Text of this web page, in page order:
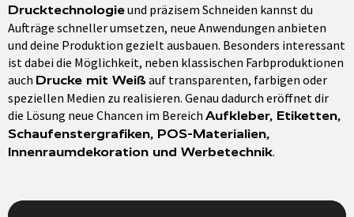
Drucktechnologieund präzisem Schneiden kannst du
Aufträge schneller umsetzen, neue Anwendungen anbieten
und deine Produktion gezielt ausbauen. Besonders interessant
ist dabei die Möglichkeit, neben klassischen Farbproduktionen
auch Drucke mit Weißauf transparenten, farbigen oder
speziellen Medien zu realisieren. Genau dadurch eröffnet dir
die Lösung neue Chancen im Bereich Aufkleber, Etiketten,
Schaufenstergrafiken, POS-Materialien,
Innenraumdekoration und Werbetechnik.